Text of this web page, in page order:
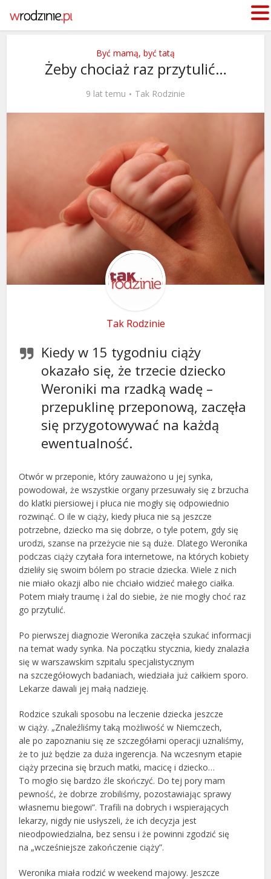
Być mamą, być tatą
Żeby chociaż raz przytulić…
9 lat temu Tak Rodzinie
Tak Rodzinie
Kiedy w 15 tygodniu ciąży
okazało się, że trzecie dziecko
Weroniki ma rzadką wadę –
przepuklinę przeponową, zaczęła
się przygotowywać na każdą
ewentualność.
Otwór w przeponie, który zauważono u jej synka,
powodował, że wszystkie organy przesuwały się z brzucha
do klatki piersiowej i płuca nie mogły się odpowiednio
rozwinąć. O ile w ciąży, kiedy płuca nie są jeszcze
potrzebne, dziecko ma się dobrze, o tyle potem, gdy się
urodzi, szanse na przeżycie nie są duże. Dlatego Weronika
podczas ciąży czytała fora internetowe, na których kobiety
dzieliły się swoim bólem po stracie dziecka. Wiele z nich
nie miało okazji albo nie chciało widzieć małego ciałka.
Potem miały traumę i żal do siebie, że nie mogły choć raz
go przytulić.
Po pierwszej diagnozie Weronika zaczęła szukać informacji
na temat wady synka. Na początku stycznia, kiedy znalazła
się w warszawskim szpitalu specjalistycznym
na szczegółowych badaniach, wiedziała już całkiem sporo.
Lekarze dawali jej małą nadzieję.
Rodzice szukali sposobu na leczenie dziecka jeszcze
w ciąży. „Znaleźliśmy taką możliwość w Niemczech,
ale po zapoznaniu się ze szczegółami operacji uznaliśmy,
że to już będzie za duża ingerencja. Na wczesnym etapie
ciąży przecina się brzuch matki, macicę i dziecko…
To mogło się bardzo źle skończyć. Do tej pory mam
pewność, że dobrze zrobiliśmy, pozostawiając sprawy
własnemu biegowi”. Trafili na dobrych i wspierających
lekarzy, nigdy nie usłyszeli, że ich decyzja jest
nieodpowiedzialna, bez sensu i że powinni zgodzić się
na „wcześniejsze zakończenie ciąży”.
Weronika miała rodzić w weekend majowy. Jeszcze